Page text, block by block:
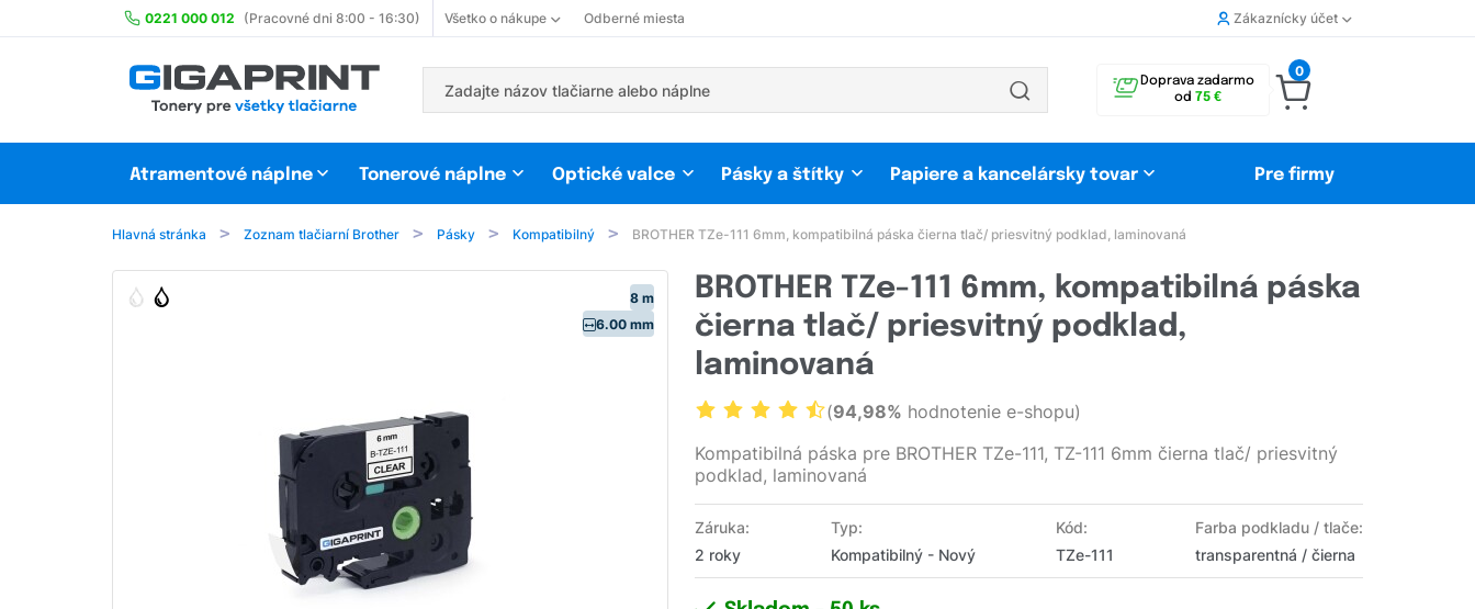
0221 000 012 (Pracovné dni 8:00 - 16:30) Všetko o nákupe Odberné miesta Zákaznícky účet
Doprava zadarmo
od 75 €
0
Atramentové náplne Tonerové náplne Optické valce Pásky a štítky Papiere a kancelársky tovar Pre firmy
Hlavná stránka Zoznam tlačiarní Brother Pásky Kompatibilný BROTHER TZe-111 6mm, kompatibilná páska čierna tlač/ priesvitný podklad, laminovaná
8 m
6.00 mm
BROTHER TZe-111 6mm, kompatibilná páska
čierna tlač/ priesvitný podklad,
laminovaná
(94,98% hodnotenie e-shopu)
Kompatibilná páska pre BROTHER TZe-111, TZ-111 6mm čierna tlač/ priesvitný
podklad, laminovaná
Záruka:
2 roky
Typ:
Kompatibilný - Nový
Kód:
TZe-111
Farba podkladu / tlače:
transparentná / čierna